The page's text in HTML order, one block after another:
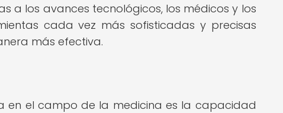
a los avances tecnológicos, los médicos y los
cada vez más sofisticadas y precisas
más efectiva.
en el campo de la medicina es la capacidad